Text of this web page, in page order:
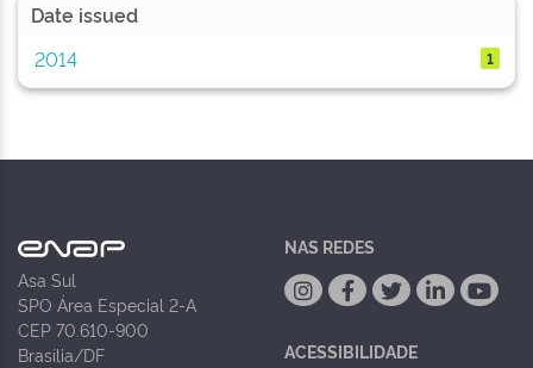
Date issued
2014
1
Asa Sul
SPO Área Especial 2-A
CEP 70.610-900
Brasília/DF
NAS REDES
ACESSIBILIDADE